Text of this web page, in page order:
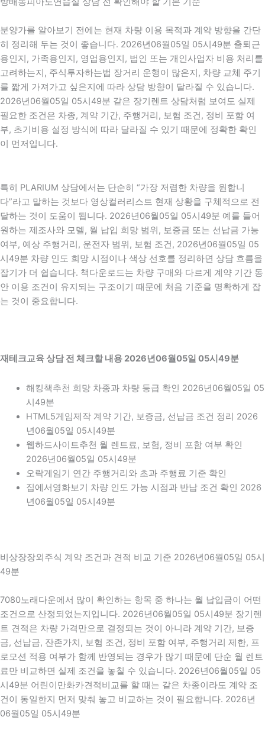
분양가를 알아보기 전에는 현재 차량 이용 목적과 계약 방향을 간단
히 정리해 두는 것이 좋습니다. 2026년06월05일 05시49분 출퇴근
용인지, 가족용인지, 영업용인지, 법인 또는 개인사업자 비용 처리를
고려하는지, 주식투자하는법 장거리 운행이 많은지, 차량 교체 주기
를 짧게 가져가고 싶은지에 따라 상담 방향이 달라질 수 있습니다.
2026년06월05일 05시49분 같은 장기렌트 상담처럼 보여도 실제
필요한 조건은 차종, 계약 기간, 주행거리, 보험 조건, 정비 포함 여
부, 초기비용 설정 방식에 따라 달라질 수 있기 때문에 정확한 확인
이 먼저입니다.
특히 PLARIUM 상담에서는 단순히 “가장 저렴한 차량을 원합니
다”라고 말하는 것보다 영상컬러리스트 현재 상황을 구체적으로 전
달하는 것이 도움이 됩니다. 2026년06월05일 05시49분 예를 들어
원하는 제조사와 모델, 월 납입 희망 범위, 보증금 또는 선납금 가능
여부, 예상 주행거리, 운전자 범위, 보험 조건, 2026년06월05일 05
시49분 차량 인도 희망 시점이나 색상 선호를 정리하면 상담 흐름을
잡기가 더 쉽습니다. 책다운로드는 차량 구매와 다르게 계약 기간 동
안 이용 조건이 유지되는 구조이기 때문에 처음 기준을 명확하게 잡
는 것이 중요합니다.
재테크교육 상담 전 체크할 내용 2026년06월05일 05시49분
해킹책추천 희망 차종과 차량 등급 확인 2026년06월05일 05
시49분
HTML5게임제작 계약 기간, 보증금, 선납금 조건 정리 2026
년06월05일 05시49분
웹하드사이트추천 월 렌트료, 보험, 정비 포함 여부 확인
2026년06월05일 05시49분
오락게임기 연간 주행거리와 초과 주행료 기준 확인
집에서영화보기 차량 인도 가능 시점과 반납 조건 확인 2026
년06월05일 05시49분
비상장장외주식 계약 조건과 견적 비교 기준 2026년06월05일 05시
49분
7080노래다운에서 많이 확인하는 항목 중 하나는 월 납입금이 어떤
조건으로 산정되었는지입니다. 2026년06월05일 05시49분 장기렌
트 견적은 차량 가격만으로 결정되는 것이 아니라 계약 기간, 보증
금, 선납금, 잔존가치, 보험 조건, 정비 포함 여부, 주행거리 제한, 프
로모션 적용 여부가 함께 반영되는 경우가 많기 때문에 단순 월 렌트
료만 비교하면 실제 조건을 놓칠 수 있습니다. 2026년06월05일 05
시49분 어린이만화카견적비교를 할 때는 같은 차종이라도 계약 조
건이 동일한지 먼저 맞춰 놓고 비교하는 것이 필요합니다. 2026년
06월05일 05시49분